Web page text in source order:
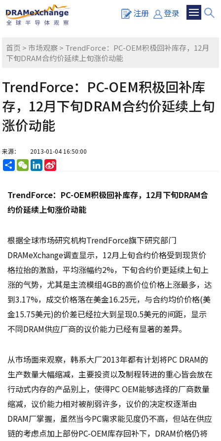
注册 登录
首页 >市场观察> TrendForce：PC-OEM积极回补库存，12月
下旬DRAM合约价延续上旬涨价动能
TrendForce：PC-OEM积极回补库
存，12月下旬DRAM合约价延续上旬
涨价动能
来源： 2013-01-04 16:50:00
分
享
WeChatLinkedIn
TrendForce：PC-OEM积极回补库存，12月下旬DRAM合
约价延续上旬涨价动能
根据全球市场研究机构TrendForce旗下研究部门
DRAMeXchange调查显示，12月上旬合约价格受到现货价
格拉抬的激励，平均涨幅约2%，下旬合约价更延续上旬上
涨的气势，尤其是主流模组4GB的高价位价格上涨最多，达
到3.17%，成交价格落在美金16.25元，与合约均价价格(美
金15.75美元)的价差已经拉大到呈现0.5美元的间距，显示
不同DRAM供应厂商的议价能力已经有显著的差异。
从市场面来观察，韩系大厂2013年都有计划将PC DRAM的
生产数量大幅缩减，主要投资以及制程转进的重心皆会放在
行动式内存的产品别上，使得PC OEM能够选择的厂商数量
缩减，议价能力相对被削弱许多，议价的决定权逐渐由
DRAM厂掌握，虽然当今PC需求能见度仍不高，但站在供应
链的考虑点加上部份PC-OEM库存回补下，DRAM价格仍将